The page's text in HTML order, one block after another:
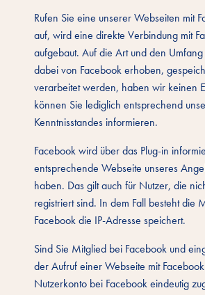
Rufen Sie eine unserer Webseiten mit
auf, wird eine direkte Verbindung mit
aufgebaut. Auf die Art und den
dabei von Facebook erhoben,
verarbeitet werden, haben wir keinen
können Sie lediglich entsprechend
Kenntnisstandes informieren.
Facebook wird über das Plug-in
entsprechende Webseite unseres
haben. Das gilt auch für Nutzer, die
registriert sind. In dem Fall besteht die
Facebook die IP-Adresse speichert.
Sind Sie Mitglied bei Facebook und
der Aufruf einer Webseite mit
Nutzerkonto bei Facebook eindeutig